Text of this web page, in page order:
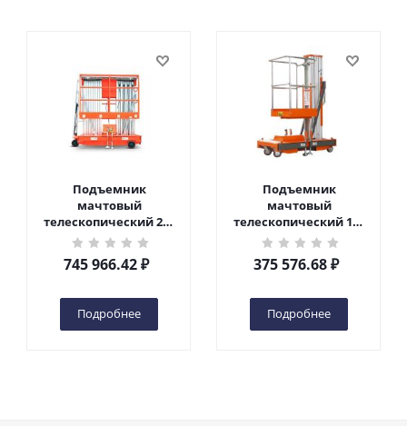
Подъемник
мачтовый
телескопический 200
кг 10 м TOR GTWY10-
200S DC 2-мачтовый
(автономный) (N) в
745 966.42₽
Подробнее
Подъемник
мачтовый
телескопический 125
кг 6 м TOR GTWY6-100
DC 1-мачтовый
(автономный) (G) в
375 576.68₽
Подробнее